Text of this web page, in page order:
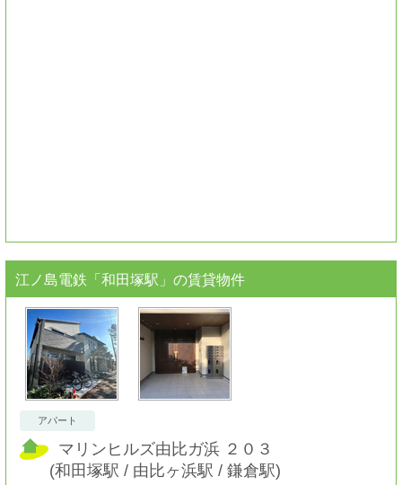
江ノ島電鉄「和田塚駅」 の賃貸物件
アパート
マリンヒルズ由比ガ浜 ２０３
(和田塚駅 由比ヶ浜駅 鎌倉駅)